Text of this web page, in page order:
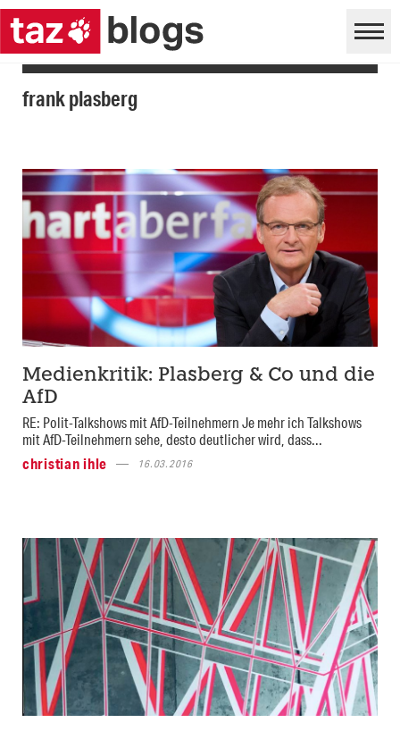
frank plasberg
Medienkritik: Plasberg & Co und die
AfD
RE: Polit-Talkshows mit AfD-Teilnehmern Je mehr ich Talkshows
mit AfD-Teilnehmern sehe, desto deutlicher wird, dass...
christian ihle
16.03.2016